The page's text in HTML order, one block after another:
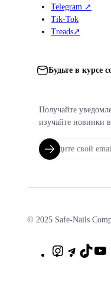
Telegram ↗
Tik-Tok
Treads↗
Будьте в курсе
Получайте
изучайте новинки
© 2025 Safe-Nails
Instagram
Telegram